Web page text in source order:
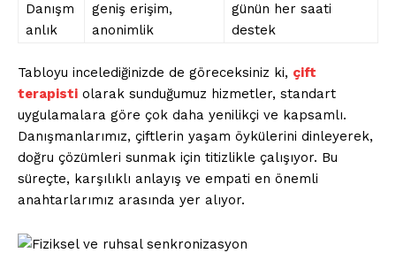
Danışm
anlık
geniş erişim,
anonimlik
günün her saati
destek
Tabloyu incelediğinizde de göreceksiniz ki, çift
terapisti olarak sunduğumuz hizmetler, standart
uygulamalara göre çok daha yenilikçi ve kapsamlı.
Danışmanlarımız, çiftlerin yaşam öykülerini dinleyerek,
doğru çözümleri sunmak için titizlikle çalışıyor. Bu
süreçte, karşılıklı anlayış ve empati en önemli
anahtarlarımız arasında yer alıyor.